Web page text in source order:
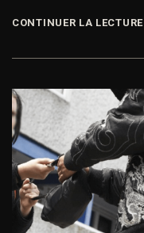
CONTINUER LA LECTURE